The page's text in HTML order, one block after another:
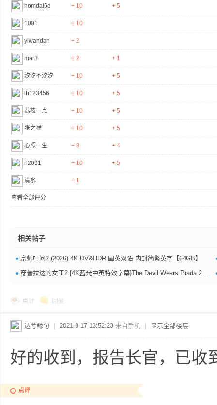
homdai5d + 10 + 5
1001 + 10
yiwandan + 2
mar3 + 2 + 1
汐汐不汐汐 + 10 + 5
lh123456 + 10 + 5
荔枝一点 + 10 + 5
张之祥 + 10 + 5
心照一生 + 8 + 4
rl2091 + 10 + 5
清水 + 1
查看全部评分
相关帖子
• 宗师叶问2‎ (2026) 4K DV&HDR 国英双语 内封简繁英字【64GB】
• 穿普拉达的女王2 [4K蓝光中英特效字幕]The Devil Wears Prada.2.2026.BD2160P.X265.10Bit.AC3.DDP5.1.English&Mandarin.CHS-ENG.JKYY[11G]
点评 回复
达兮鲸句 2021-8-17 13:52:23 来自手机 显示全部楼层
好的收到，报告长官，已收
点评